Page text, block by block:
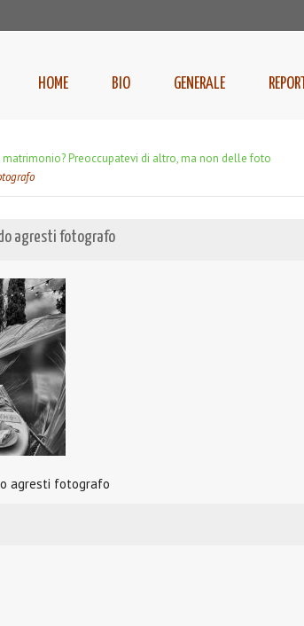
HOME BIO GENERALE
Preoccupatevi di altro, ma non delle foto
agresti fotografo
agresti fotografo